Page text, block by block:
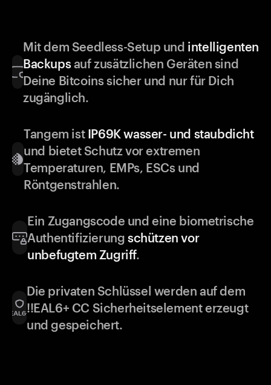
Mit dem Seedless-Setup und intelligenten
Backupsauf zusätzlichen Geräten sind
Deine Bitcoins sicher und nur für Dich
zugänglich.
Tangem ist IP69K wasser- und staubdicht
und bietet Schutz vor extremen
Temperaturen, EMPs, ESCs und
Röntgenstrahlen.
Ein Zugangscode und eine biometrische
Authentifizierung schützen vor
unbefugtem Zugriff.
Die privaten Schlüssel werden auf dem
!!EAL6+ CC Sicherheitselement erzeugt
und gespeichert.